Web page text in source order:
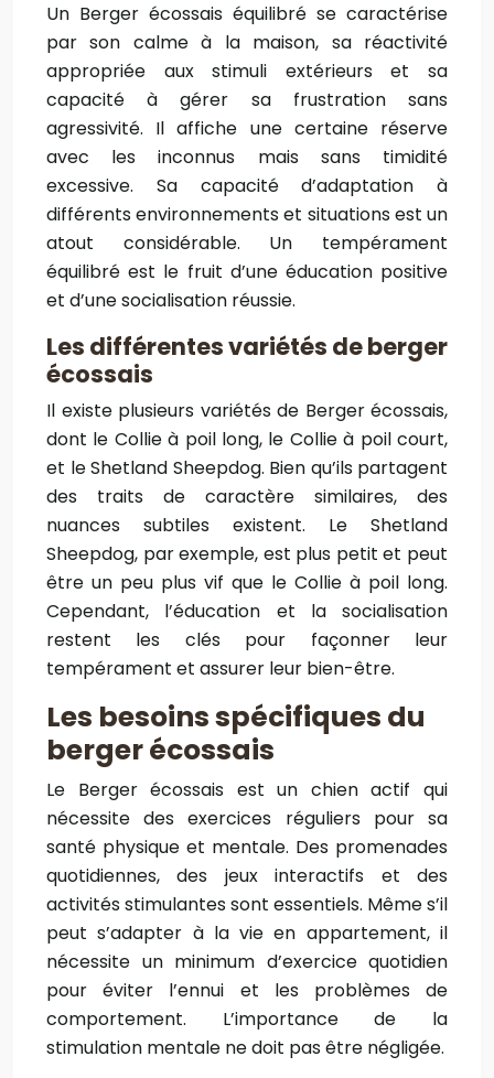
Un Berger écossais équilibré se caractérise
par son calme à la maison, sa réactivité
appropriée aux stimuli extérieurs et sa
capacité à gérer sa frustration sans
agressivité. Il affiche une certaine réserve
avec les inconnus mais sans timidité
excessive. Sa capacité d’adaptation à
différents environnements et situations est un
atout considérable. Un tempérament
équilibré est le fruit d’une éducation positive
et d’une socialisation réussie.
Les différentes variétés de berger
écossais
Il existe plusieurs variétés de Berger écossais,
dont le Collie à poil long, le Collie à poil court,
et le Shetland Sheepdog. Bien qu’ils partagent
des traits de caractère similaires, des
nuances subtiles existent. Le Shetland
Sheepdog, par exemple, est plus petit et peut
être un peu plus vif que le Collie à poil long.
Cependant, l’éducation et la socialisation
restent les clés pour façonner leur
tempérament et assurer leur bien-être.
Les besoins spécifiques du
berger écossais
Le Berger écossais est un chien actif qui
nécessite des exercices réguliers pour sa
santé physique et mentale. Des promenades
quotidiennes, des jeux interactifs et des
activités stimulantes sont essentiels. Même s’il
peut s’adapter à la vie en appartement, il
nécessite un minimum d’exercice quotidien
pour éviter l’ennui et les problèmes de
comportement. L’importance de la
stimulation mentale ne doit pas être négligée.